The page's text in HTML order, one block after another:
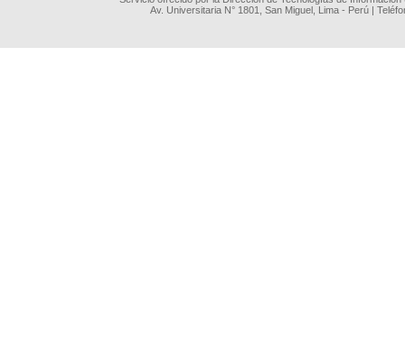
Av. Universitaria N° 1801, San Miguel, Lima - Perú |